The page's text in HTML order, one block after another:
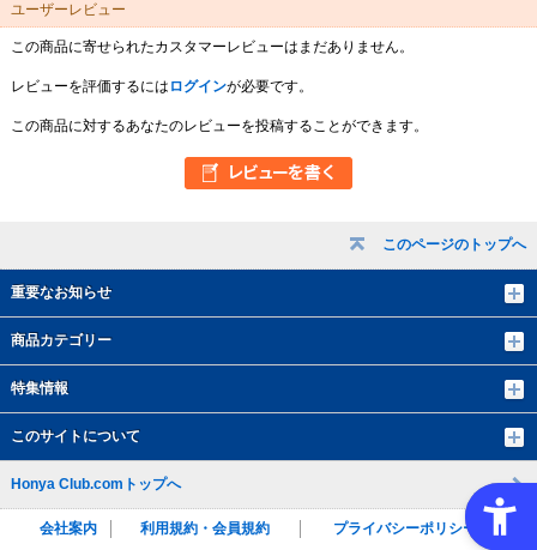
このページのトップへ
重要なお知らせ
商品カテゴリー
特集情報
このサイトについて
ユーザーレビュー
この商品に寄せられたカスタマーレビューはまだありません。
レビューを評価するには ログインが必要です。
この商品に対するあなたのレビューを投稿することができます。
Honya Club.comトップへ
会社案内 利用規約・会員規約
プライバシーポリシー